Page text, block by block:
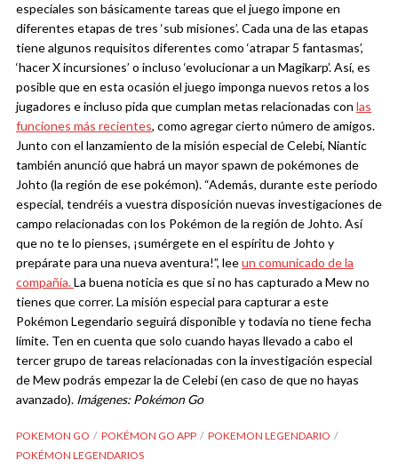
especiales son básicamente tareas que el juego impone en
diferentes etapas de tres ‘sub misiones’. Cada una de las etapas
tiene algunos requisitos diferentes como ‘atrapar 5 fantasmas’,
‘hacer X incursiones’ o incluso ‘evolucionar a un Magikarp’. Así, es
posible que en esta ocasión el juego imponga nuevos retos a los
jugadores e incluso pida que cumplan metas relacionadas con las
funciones más recientes, como agregar cierto número de amigos.
Junto con el lanzamiento de la misión especial de Celebi, Niantic
también anunció que habrá un mayor spawn de pokémones de
Johto (la región de ese pokémon). “Además, durante este periodo
especial, tendréis a vuestra disposición nuevas investigaciones de
campo relacionadas con los Pokémon de la región de Johto. Así
que no te lo pienses, ¡sumérgete en el espíritu de Johto y
prepárate para una nueva aventura!”, leeun comunicado de la
compañía.La buena noticia es que si no has capturado a Mew no
tienes que correr. La misión especial para capturar a este
Pokémon Legendario seguirá disponible y todavía no tiene fecha
límite. Ten en cuenta que solo cuando hayas llevado a cabo el
tercer grupo de tareas relacionadas con la investigación especial
de Mew podrás empezar la de Celebi (en caso de que no hayas
avanzado). Imágenes: Pokémon Go
POKEMON GO POKÉMON GO APP
POKEMON LEGENDARIO
POKÉMON LEGENDARIOS